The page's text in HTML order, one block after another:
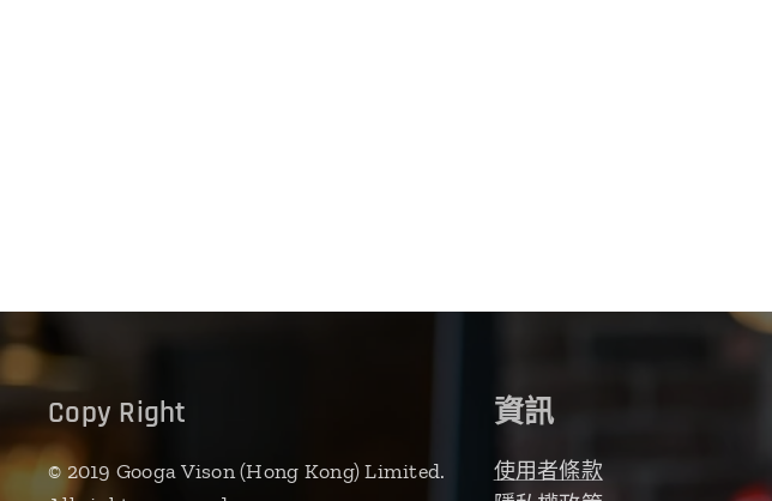
Copy Right
© 2019 Googa Vison (Hong Kong) Limited.
資訊
使用者條款